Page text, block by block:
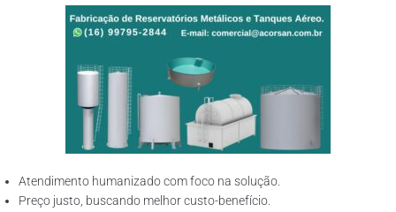
Atendimento humanizado com foco na solução.
Preço justo, buscando melhor custo-benefício.